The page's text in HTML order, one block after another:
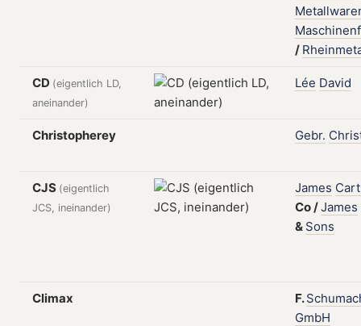
/
CD (eigentlich LD,
aneinander)
Lée David
Christopherey Gebr.
CJS (eigentlich
JCS, ineinander)
James
Co/James
& Sons
Climax F.
GmbH